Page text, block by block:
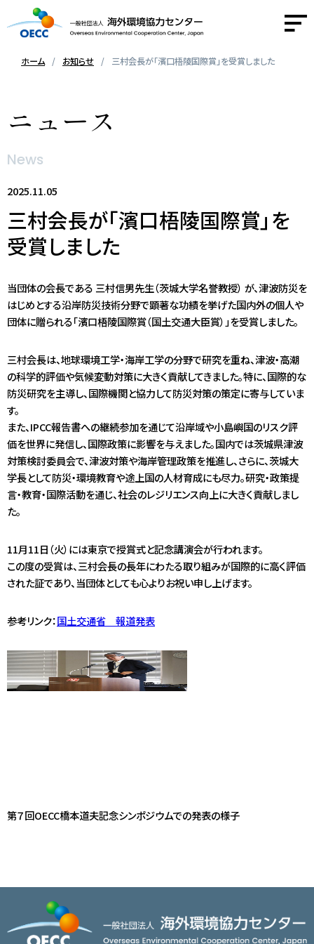
ニュース
お問い合わせ
アクセス
ホーム お知らせ 三村会長が「濱口梧陵国際賞」を受賞しました
ニュース
News
2025.11.05
三村会長が「濱口梧陵国際賞」を
受賞しました
当団体の会長である 三村信男先生（茨城大学名誉教授） が、津波防災を
はじめとする沿岸防災技術分野で顕著な功績を挙げた国内外の個人や
団体に贈られる「濱口梧陵国際賞（国土交通大臣賞）」を受賞しました。
三村会長は、地球環境工学・海岸工学の分野で研究を重ね、津波・高潮
の科学的評価や気候変動対策に大きく貢献してきました。特に、国際的な
防災研究を主導し、国際機関と協力して防災対策の策定に寄与していま
す。
また、IPCC報告書への継続参加を通じて沿岸域や小島嶼国のリスク評
価を世界に発信し、国際政策に影響を与えました。国内では茨城県津波
対策検討委員会で、津波対策や海岸管理政策を推進し、さらに、茨城大
学長として防災・環境教育や途上国の人材育成にも尽力。研究・政策提
言・教育・国際活動を通じ、社会のレジリエンス向上に大きく貢献しまし
た。
11月11日（火）には東京で授賞式と記念講演会が行われます。
この度の受賞は、三村会長の長年にわたる取り組みが国際的に高く評価
された証であり、当団体としても心よりお祝い申し上げます。
参考リンク：国土交通省 報道発表
第７回OECC橋本道夫記念シンポジウムでの発表の様子